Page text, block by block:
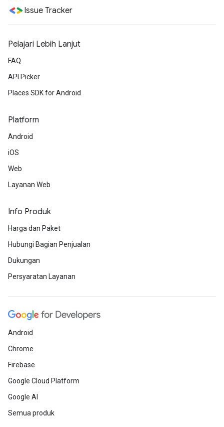
Issue Tracker
Pelajari Lebih Lanjut
FAQ
API Picker
Places SDK for Android
Platform
Android
iOS
Web
Layanan Web
Info Produk
Harga dan Paket
Hubungi Bagian Penjualan
Dukungan
Persyaratan Layanan
Android
Chrome
Firebase
Google Cloud Platform
Google AI
Semua produk